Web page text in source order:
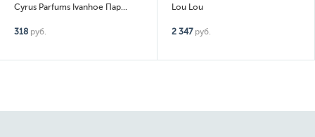
Cyrus Parfums Ivanhoe Парфюмированный дезодорант-спрей (spray)
318 руб.
Lou Lou
2 347 руб.